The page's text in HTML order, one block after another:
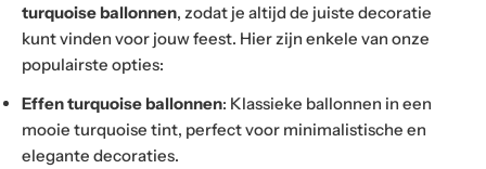
turquoise ballonnen, zodat je altijd de juiste decoratie
kunt vinden voor jouw feest. Hier zijn enkele van onze
populairste opties:
Effen turquoise ballonnen: Klassieke ballonnen in een
mooie turquoise tint, perfect voor minimalistische en
elegante decoraties.